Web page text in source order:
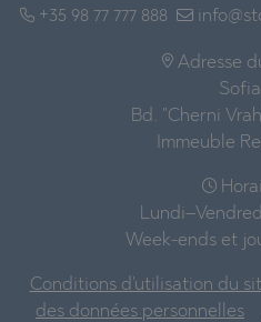
+35 98 77 777 888
Adresse
Sofia
Bd. "Cherni
Immeuble
Week-ends et
Conditions d'utilisation du
des données personnelles